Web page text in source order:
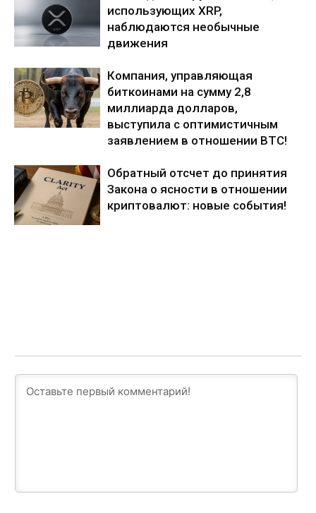
использующих XRP,
наблюдаются необычные
движения
Компания, управляющая
биткоинами на сумму 2,8
миллиарда долларов,
выступила с оптимистичным
заявлением в отношении BTC!
Обратный отсчет до принятия
Закона о ясности в отношении
криптовалют: новые события!